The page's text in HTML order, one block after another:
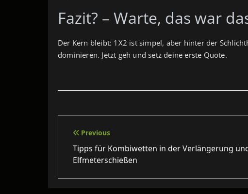
Fazit? – Warte, das war
Der Kern bleibt: 1X2 ist simpel, aber hinter der
dominieren. Jetzt geh und setz deine erste Quote.
Beitragsnavigation
Previous
Tipps für Kombiwetten in der Verlängerung
Elfmeterschießen